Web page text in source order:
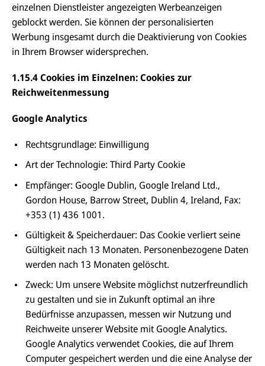
einzelnen Dienstleister angezeigten Werbeanzeigen
geblockt werden. Sie können der personalisierten
Werbung insgesamt durch die Deaktivierung von Cookies
in Ihrem Browser widersprechen.
1.15.4 Cookies im Einzelnen: Cookies zur
Reichweitenmessung
Google Analytics
Rechtsgrundlage: Einwilligung
Art der Technologie: Third Party Cookie
Empfänger: Google Dublin, Google Ireland Ltd.,
Gordon House, Barrow Street, Dublin 4, Ireland, Fax:
+353 (1) 436 1001.
Gültigkeit&Speicherdauer: Das Cookie verliert seine
Gültigkeit nach 13 Monaten. Personenbezogene Daten
werden nach 13 Monaten gelöscht.
Zweck: Um unsere Website möglichst nutzerfreundlich
zu gestalten und sie in Zukunft optimal an ihre
Bedürfnisse anzupassen, messen wir Nutzung und
Reichweite unserer Website mit Google Analytics.
Google Analytics verwendet Cookies, die auf Ihrem
Computer gespeichert werden und die eine Analyse der